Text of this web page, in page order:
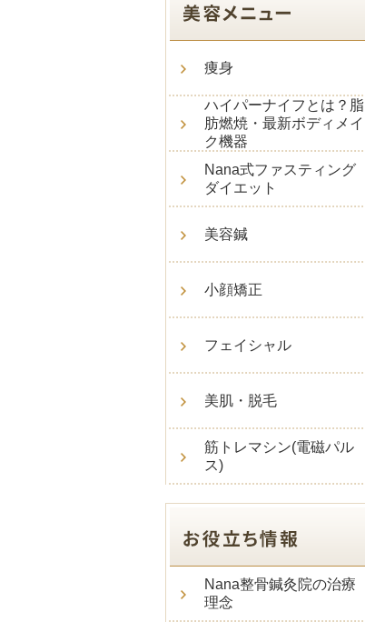
痩身
ハイパーナイフとは？脂
肪燃焼・最新ボディメイ
ク機器
Nana式ファスティング
ダイエット
美容鍼
小顔矯正
フェイシャル
美肌・脱毛
筋トレマシン(電磁パル
ス)
Nana整骨鍼灸院の治療
理念